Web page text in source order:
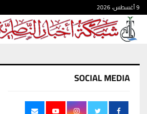
9 أغسطس، 2026
SOCIAL MEDIA